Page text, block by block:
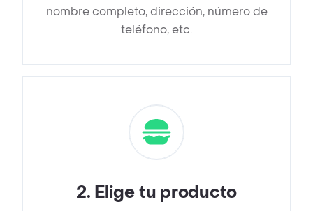
nombre completo, dirección, número de
teléfono, etc.
2. Elige tu producto